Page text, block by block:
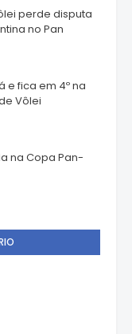
perde disputa
no Pan
e fica em 4º na
Vôlei
na Copa Pan-